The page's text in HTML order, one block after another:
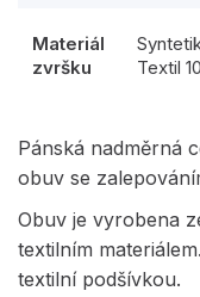
Materiál
zvršku
Textil
Pánská nadměrná
obuv se
Obuv je vyrobena
textilním
textilní podšívkou.